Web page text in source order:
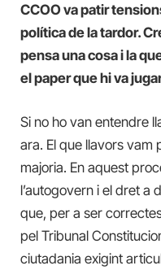
CCOO va patir
política de la tardor.
pensa una cosa i la
el paper que hi va
Si no ho van entendre
ara. El que llavors vam
majoria. En aquest
l’autogovern i el dret a
que, per a ser
pel Tribunal
ciutadania exigint